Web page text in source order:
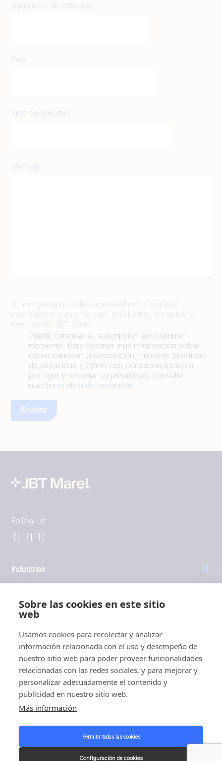
Sobre las cookies en este sitio
web
Usamos cookies para recolectar y analizar
información relacionada con el uso y desempeño de
nuestro sitio web para poder proveer funcionalidades
relacionadas con las redes sociales, y para mejorar y
personalizar adecuadamente el contenido y
publicidad en nuestro sitio web.
Más información
Permitir todas las cookies
Configuración de cookies
Segmento de mercado
País
Tipo de solicitud
Mensaje
Sí, me gustaría recibir ocasionalmente correos
electrónicos sobre noticias, productos, servicios y
eventos de JBT Marel.
Puede cancelar su suscripción en cualquier
momento. Para obtener más información sobre
cómo cancelar la suscripción, nuestras prácticas
de privacidad y cómo nos comprometemos a
proteger y respetar su privacidad, consulte
nuestra política de privacidad.
Follow us
Industrias
Inversores
1999 - 2026 © JBT Marel
Política de privacidad y cookies
Customer Personal Data Protection Terms